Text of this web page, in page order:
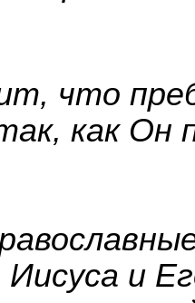
что
как Он
и